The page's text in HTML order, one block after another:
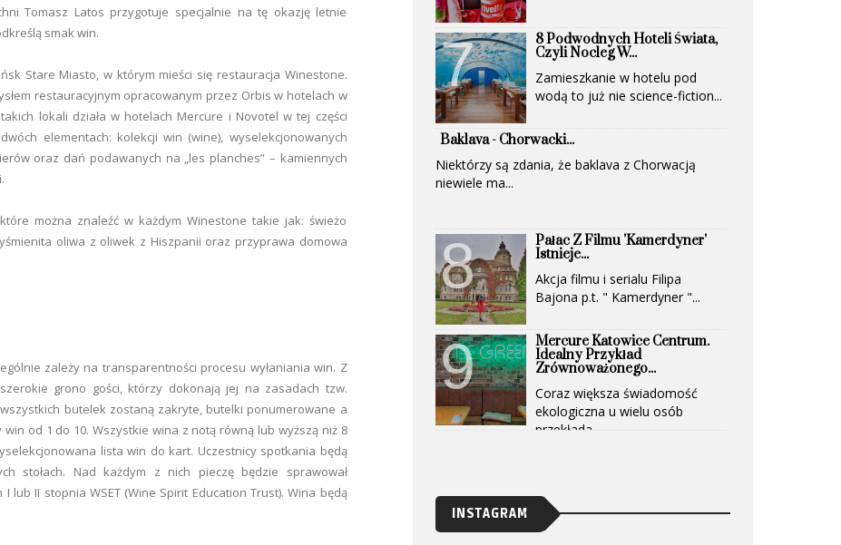
Tomasz Latos przygotuje specjalnie na tę okazję letnie
smak win.
Stare Miasto, w którym mieści się restauracja Winestone.
restauracyjnym opracowanym przez Orbis w hotelach w
lokali działa w hotelach Mercure i Novotel w tej części
elementach: kolekcji win (wine), wyselekcjonowanych
oraz dań podawanych na „les planches” – kamiennych
można znaleźć w każdym Winestone takie jak: świeżo
oliwa z oliwek z Hiszpanii oraz przyprawa domowa
zależy na transparentności procesu wyłaniania win. Z
grono gości, którzy dokonają jej na zasadach tzw.
butelek zostaną zakryte, butelki ponumerowane a
od 1 do 10. Wszystkie wina z notą równą lub wyższą niż 8
lista win do kart. Uczestnicy spotkania będą
stołach. Nad każdym z nich pieczę będzie sprawował
lub II stopnia WSET (Wine Spirit Education Trust). Wina będą
8 Podwodnych Hoteli Świata,
Czyli Nocleg W...
Zamieszkanie w hotelu pod
wodą to już nie science-fiction...
Baklava - Chorwacki...
Niektórzy są zdania, że baklava z Chorwacją
niewiele ma...
Pałac Z Filmu 'Kamerdyner'
Istnieje...
Akcja filmu i serialu Filipa
Bajona p.t. " Kamerdyner "...
Mercure Katowice Centrum.
Idealny Przykład
Zrównoważonego...
Coraz większa świadomość
ekologiczna u wielu osób
przekłada...
INSTAGRAM